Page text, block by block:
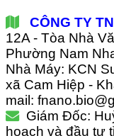
CÔNG TY
12A - Tòa Nhà
Phường Nam
Nhà Máy: KCN
xã Cam Hiệp -
mail:
Giám Đốc:
hoạch và đầu tư